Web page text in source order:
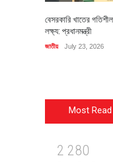
বেসরকারি খাতের
লক্ষ্য: প্রধানমন্ত্রী
জাতীয় July 23, 2026
Most Read
2 280